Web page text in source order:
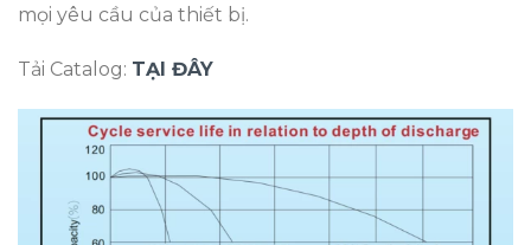
mọi yêu cầu của thiết bị.
Tải Catalog: TẠI ĐÂY